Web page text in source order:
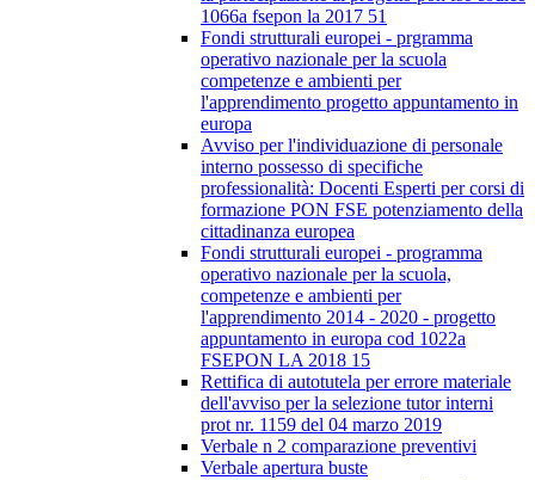
1066a fsepon la 2017 51
Fondi strutturali europei - prgramma
operativo nazionale per la scuola
competenze e ambienti per
l'apprendimento progetto appuntamento in
europa
Avviso per l'individuazione di personale
interno possesso di specifiche
professionalità: Docenti Esperti per corsi di
formazione PON FSE potenziamento della
cittadinanza europea
Fondi strutturali europei - programma
operativo nazionale per la scuola,
competenze e ambienti per
l'apprendimento 2014 - 2020 - progetto
appuntamento in europa cod 1022a
FSEPON LA 2018 15
Rettifica di autotutela per errore materiale
dell'avviso per la selezione tutor interni
prot nr. 1159 del 04 marzo 2019
Verbale n 2 comparazione preventivi
Verbale apertura buste